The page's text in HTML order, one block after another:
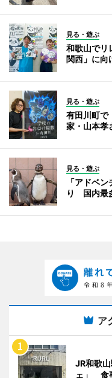
見る・遊ぶ
和歌山で
関西」に向
見る・遊ぶ
有田川町で
家・山本孝
見る・遊ぶ
「アドベ
り 国内最
ア
JR和歌
ェ」 食